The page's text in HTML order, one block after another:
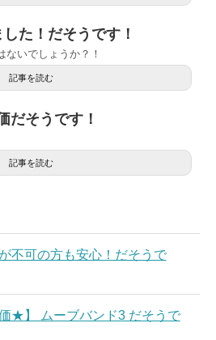
た！だそうです！
ないでしょうか？！
記事を読む
だそうです！
記事を読む
不可の方も安心！だそうで
★】 ムーブバンド3 だそうで